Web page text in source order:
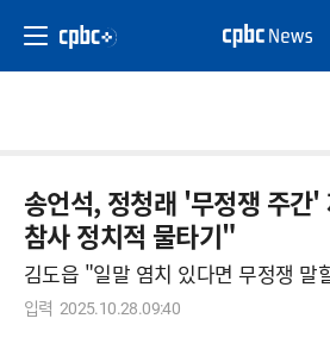
송언석, 정청래 '무정쟁 주간
참사 정치적 물타기"
김도읍 "일말 염치 있다면 무정쟁 말
입력 2025.10.28.09:40